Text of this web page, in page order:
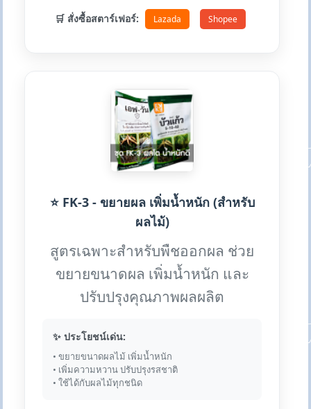
🛒 สั่งซื้อสตาร์เฟอร์: Lazada Shopee
⭐ FK-3 - ขยายผล เพิ่มน้ำหนัก (สำหรับ
ผลไม้)
สูตรเฉพาะสำหรับพืชออกผล ช่วย
ขยายขนาดผล เพิ่มน้ำหนัก และ
ปรับปรุงคุณภาพผลผลิต
✨ ประโยชน์เด่น:
• ขยายขนาดผลไม้ เพิ่มน้ำหนัก
• เพิ่มความหวาน ปรับปรุงรสชาติ
• ใช้ได้กับผลไม้ทุกชนิด